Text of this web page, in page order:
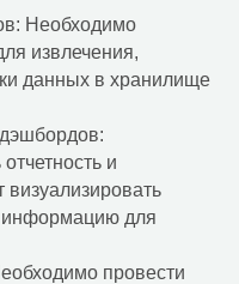
Необходимо
извлечения,
данных в хранилище
дэшбордов:
и
информацию для
провести